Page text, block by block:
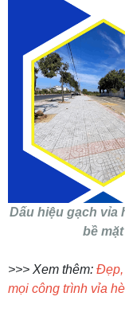
Dấu hiệu gạch vỉa
bề
>>> Xem thêm: Đẹp,
mọi công trình vỉa hè